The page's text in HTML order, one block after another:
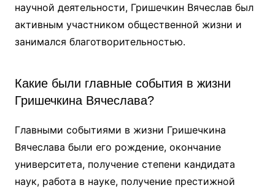
научной деятельности, Гришечкин Вячеслав был
активным участником общественной жизни и
занимался благотворительностью.
Какие были главные события в жизни
Гришечкина Вячеслава?
Главными событиями в жизни Гришечкина
Вячеслава были его рождение, окончание
университета, получение степени кандидата
наук, работа в науке, получение престижной